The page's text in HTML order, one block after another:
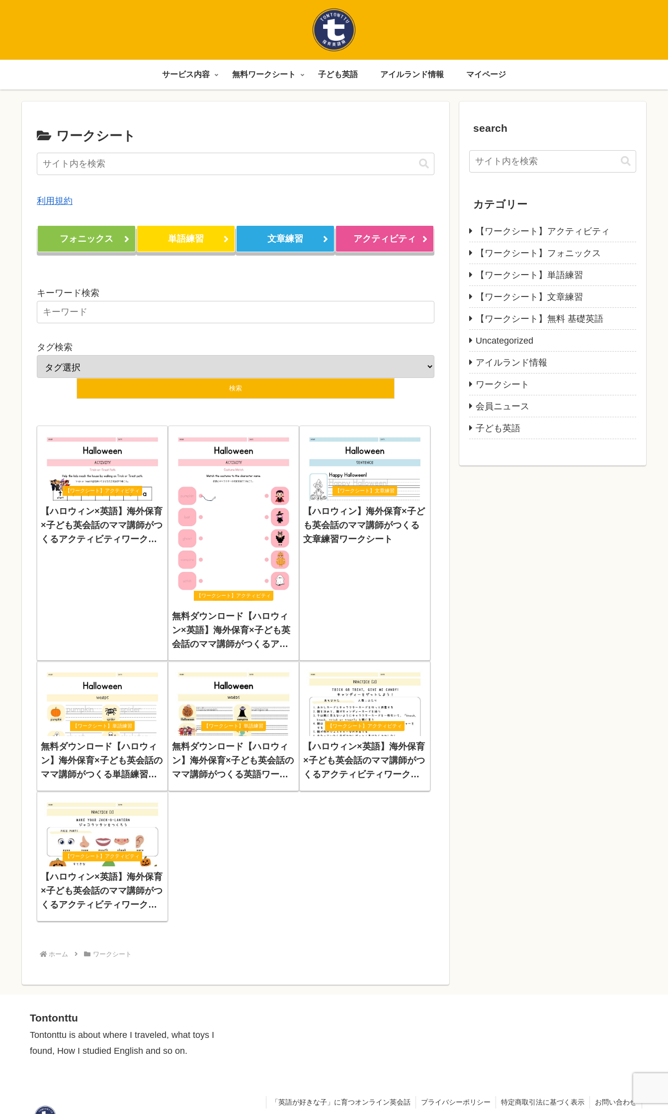
サービス内容 無料ワークシート 子ども英語 アイルランド情報 マイページ
ワークシート
利用規約
フォニックス 単語練習 文章練習 アクティビティ
キーワード検索
タグ検索
【ワークシート】アクティビティ
【ハロウィン×英語】海外保育
×子ども英会話のママ講師がつ
くるアクティビティワークシ
【ワークシート】アクティビティ
無料ダウンロード【ハロウィ
ン×英語】海外保育×子ども英
会話のママ講師がつくるアク
「Costume Match」
【ワークシート】文章練習
【ハロウィン】海外保育×子ど
も英会話のママ講師がつくる
文章練習ワークシート
【ワークシート】単語練習
無料ダウンロード【ハロウィ
ン】海外保育×子ども英会話の
ママ講師がつくる単語練習ワ
【ワークシート】単語練習
無料ダウンロード【ハロウィ
ン】海外保育×子ども英会話の
ママ講師がつくる英語ワーク
【ワークシート】アクティビティ
【ハロウィン×英語】海外保育
×子ども英会話のママ講師がつ
くるアクティビティワークシ
【ワークシート】アクティビティ
【ハロウィン×英語】海外保育
×子ども英会話のママ講師がつ
くるアクティビティワークシ
ート「Make your Jack-O-
ホーム ワークシート
search
カテゴリー
【ワークシート】アクティビティ
【ワークシート】フォニックス
【ワークシート】単語練習
【ワークシート】文章練習
【ワークシート】無料 基礎英語
Uncategorized
アイルランド情報
ワークシート
会員ニュース
子ども英語
Tontonttu
Tontonttu is about where I traveled, what toys I
found, How I studied English and so on.
「英語が好きな子」に育つオンライン英会話 プライバシーポリシー 特定商取引法に基づく表示 お問い合わせ